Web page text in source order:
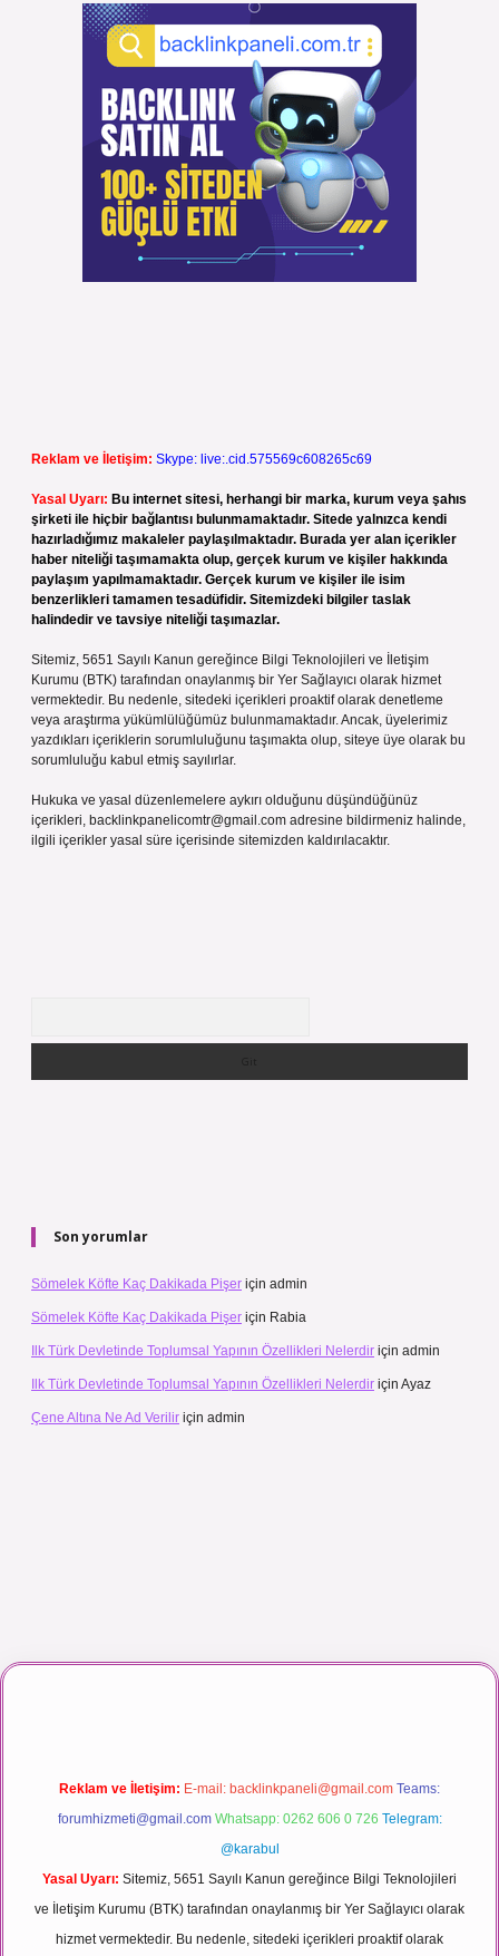
Reklam ve İletişim: Skype: live:.cid.575569c608265c69
Yasal Uyarı: Bu internet sitesi, herhangi bir marka, kurum veya şahıs
şirketi ile hiçbir bağlantısı bulunmamaktadır. Sitede yalnızca kendi
hazırladığımız makaleler paylaşılmaktadır. Burada yer alan içerikler
haber niteliği taşımamakta olup, gerçek kurum ve kişiler hakkında
paylaşım yapılmamaktadır. Gerçek kurum ve kişiler ile isim
benzerlikleri tamamen tesadüfidir. Sitemizdeki bilgiler taslak
halindedir ve tavsiye niteliği taşımazlar.
Sitemiz, 5651 Sayılı Kanun gereğince Bilgi Teknolojileri ve İletişim
Kurumu (BTK) tarafından onaylanmış bir Yer Sağlayıcı olarak hizmet
vermektedir. Bu nedenle, sitedeki içerikleri proaktif olarak denetleme
veya araştırma yükümlülüğümüz bulunmamaktadır. Ancak, üyelerimiz
yazdıkları içeriklerin sorumluluğunu taşımakta olup, siteye üye olarak bu
sorumluluğu kabul etmiş sayılırlar.
Hukuka ve yasal düzenlemelere aykırı olduğunu düşündüğünüz
içerikleri, backlinkpanelicomtr@gmail.com adresine bildirmeniz halinde,
ilgili içerikler yasal süre içerisinde sitemizden kaldırılacaktır.
Son yorumlar
Sömelek Köfte Kaç Dakikada Pişer için admin
Sömelek Köfte Kaç Dakikada Pişer için Rabia
Ilk Türk Devletinde Toplumsal Yapının Özellikleri Nelerdir için admin
Ilk Türk Devletinde Toplumsal Yapının Özellikleri Nelerdir için Ayaz
Çene Altına Ne Ad Verilir için admin
Reklam ve İletişim: E-mail: backlinkpaneli@gmail.com Teams:
forumhizmeti@gmail.com Whatsapp: 0262 606 0 726 Telegram:
@karabul
Yasal Uyarı: Sitemiz, 5651 Sayılı Kanun gereğince Bilgi Teknolojileri
ve İletişim Kurumu (BTK) tarafından onaylanmış bir Yer Sağlayıcı olarak
hizmet vermektedir. Bu nedenle, sitedeki içerikleri proaktif olarak